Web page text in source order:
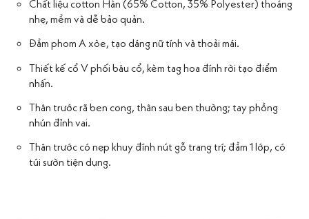
Chất liệu cotton Hàn (65% Cotton, 35% Polyester) thoáng
nhẹ, mềm và dễ bảo quản.
Đầm phom A xòe, tạo dáng nữ tính và thoải mái.
Thiết kế cổ V phối bâu cổ, kèm tag hoa đính rời tạo điểm
nhấn.
Thân trước rã ben cong, thân sau ben thường; tay phồng
nhún đỉnh vai.
Thân trước có nẹp khuy đính nút gỗ trang trí; đầm 1 lớp, có
túi sườn tiện dụng.